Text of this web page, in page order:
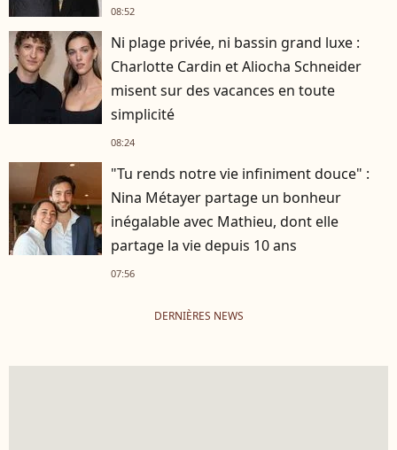
08:52
Ni plage privée, ni bassin grand luxe :
Charlotte Cardin et Aliocha Schneider
misent sur des vacances en toute
simplicité
08:24
"Tu rends notre vie infiniment douce" :
Nina Métayer partage un bonheur
inégalable avec Mathieu, dont elle
partage la vie depuis 10 ans
07:56
DERNIÈRES NEWS